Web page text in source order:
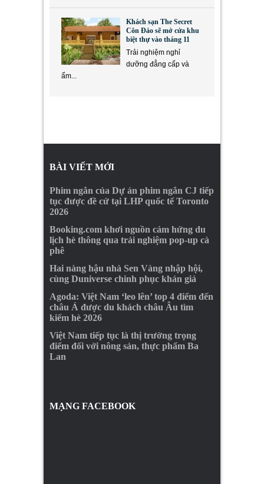
Khách sạn The Secret
Côn Đảo sẽ mở cửa khu
biệt thự vào tháng 11
Trải nghiệm nghỉ
dưỡng đẳng cấp và
ẩm...
BÀI VIẾT MỚI
Phim ngắn của Dự án phim ngắn CJ tiếp
tục được đề cử tại LHP quốc tế Toronto
2026
Booking.com khơi nguồn cảm hứng du
lịch hè thông qua trải nghiệm pop-up cà
phê
Hai nàng hậu nhà Sen Vàng nhập hội,
cùng Duniverse chinh phục khán giả
Agoda: Việt Nam ‘leo lên’ top 4 điểm đến
châu Á được du khách châu Âu tìm
kiếm hè 2026
Việt Nam tiếp tục là thị trường trọng
điểm đối với nông sản, thực phẩm Ba
Lan
MẠNG FACEBOOK